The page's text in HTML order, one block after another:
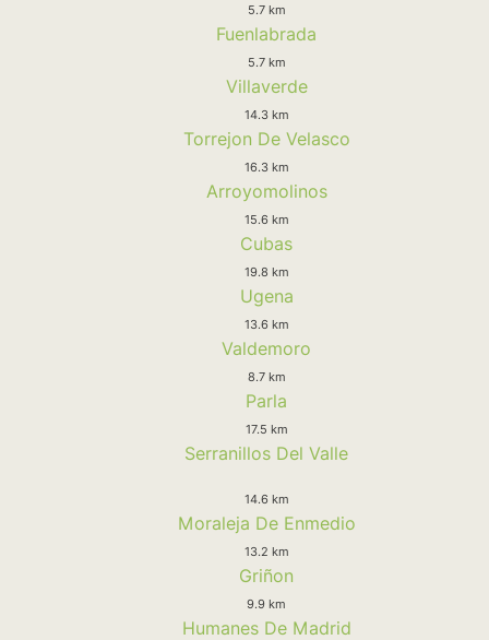
5.7 km
Fuenlabrada
5.7 km
Villaverde
14.3 km
Torrejon De Velasco
16.3 km
Arroyomolinos
15.6 km
Cubas
19.8 km
Ugena
13.6 km
Valdemoro
8.7 km
Parla
17.5 km
Serranillos Del Valle
14.6 km
Moraleja De Enmedio
13.2 km
Griñon
9.9 km
Humanes De Madrid